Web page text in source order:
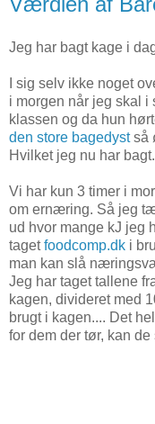
Jeg har bagt kage i
I sig selv ikke noget
i morgen når jeg skal i
klassen og da hun
den store bagedystså
Hvilket jeg nu har bagt.
Vi har kun 3 timer i
om ernæring. Så jeg
ud hvor mange kJ jeg
tagetfoodcomp.dk i
man kan slå
Jeg har taget tallene
kagen, divideret med
brugt i kagen.... Det
for dem der tør, kan